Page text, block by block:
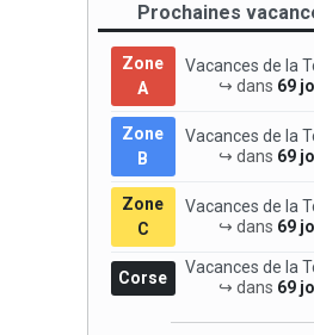
Prochaines
Zone
A
Vacances de la
↪ dans 69
Zone
B
Vacances de la
↪ dans 69
Zone
C
Vacances de la
↪ dans 69
Corse
Vacances de la
↪ dans 69